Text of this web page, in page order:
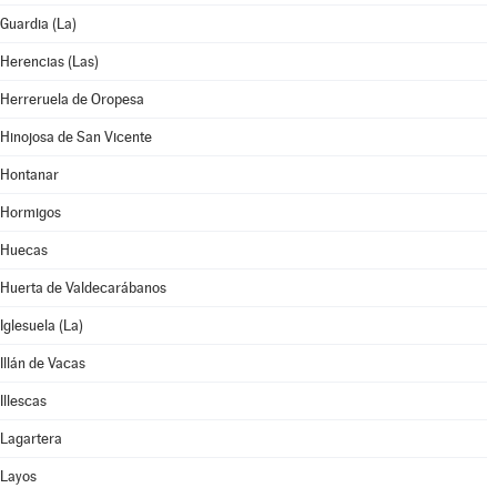
Guardia (La)
Herencias (Las)
Herreruela de Oropesa
Hinojosa de San Vicente
Hontanar
Hormigos
Huecas
Huerta de Valdecarábanos
Iglesuela (La)
Illán de Vacas
Illescas
Lagartera
Layos